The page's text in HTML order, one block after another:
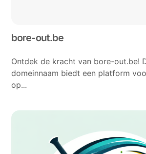
bore-out.be
Ontdek de kracht van bore-out.be!
domeinnaam biedt een platform
op...